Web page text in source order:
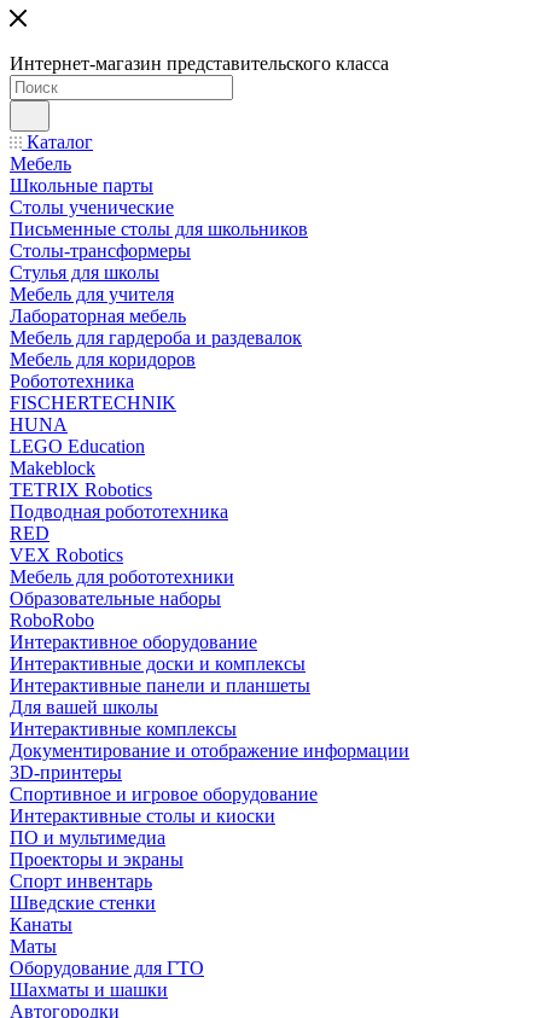
Интернет-магазин представительского класса
Каталог
Мебель
Школьные парты
Столы ученические
Письменные столы для школьников
Столы-трансформеры
Стулья для школы
Мебель для учителя
Лабораторная мебель
Мебель для гардероба и раздевалок
Мебель для коридоров
Робототехника
FISCHERTECHNIK
HUNA
LEGO Education
Makeblock
TETRIX Robotics
Подводная робототехника
RED
VEX Robotics
Мебель для робототехники
Образовательные наборы
RoboRobo
Интерактивное оборудование
Интерактивные доски и комплексы
Интерактивные панели и планшеты
Для вашей школы
Интерактивные комплексы
Документирование и отображение информации
3D-принтеры
Спортивное и игровое оборудование
Интерактивные столы и киоски
ПО и мультимедиа
Проекторы и экраны
Спорт инвентарь
Шведские стенки
Канаты
Маты
Оборудование для ГТО
Шахматы и шашки
Автогородки